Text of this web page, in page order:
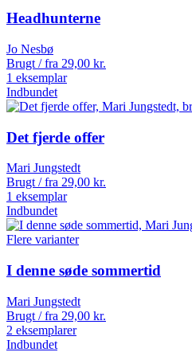
Headhunterne
Jo Nesbø
Brugt / fra 29,00 kr.
1 eksemplar
Indbundet
Det fjerde offer
Mari Jungstedt
Brugt / fra 29,00 kr.
1 eksemplar
Indbundet
Flere varianter
I denne søde sommertid
Mari Jungstedt
Brugt / fra 29,00 kr.
2 eksemplarer
Indbundet